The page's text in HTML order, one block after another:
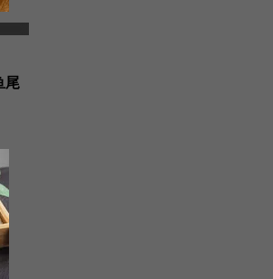
尾